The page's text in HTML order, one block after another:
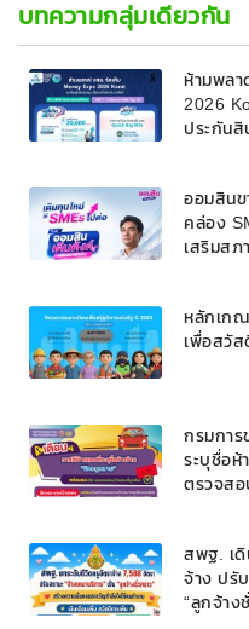
บทความกลุ่มเดียวกัน
ห้ามพล
2026
ประกัน
ออมสินข
คล่อง
เสริมสภ
หลักเก
เพื่อสวั
กรมการ
ระบุชื่อห้
ตรวจส
สพฐ. เ
จ้าง ปรั
“ลูกจ้าง